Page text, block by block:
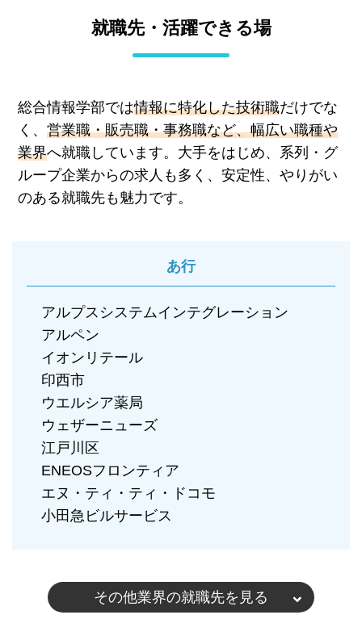
就職先・活躍できる場
総合情報学部では情報に特化した技術職だけでな
く、営業職・販売職・事務職など、幅広い職種や
業界へ就職しています。大手をはじめ、系列・グ
ループ企業からの求人も多く、安定性、やりがい
のある就職先も魅力です。
あ行
アルプスシステムインテグレーション
アルペン
イオンリテール
印西市
ウエルシア薬局
ウェザーニューズ
江戸川区
ENEOSフロンティア
エヌ・ティ・ティ・ドコモ
小田急ビルサービス
その他業界の就職先を見る